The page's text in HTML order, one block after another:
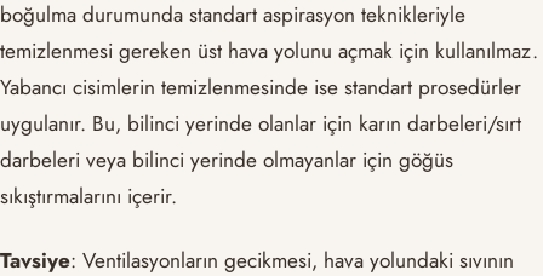
boğulma durumunda standart aspirasyon teknikleriyle
temizlenmesi gereken üst hava yolunu açmak için kullanılmaz.
Yabancı cisimlerin temizlenmesinde ise standart prosedürler
uygulanır. Bu, bilinci yerinde olanlar için karın darbeleri/sırt
darbeleri veya bilinci yerinde olmayanlar için göğüs
sıkıştırmalarını içerir.
Tavsiye: Ventilasyonların gecikmesi, hava yolundaki sıvının